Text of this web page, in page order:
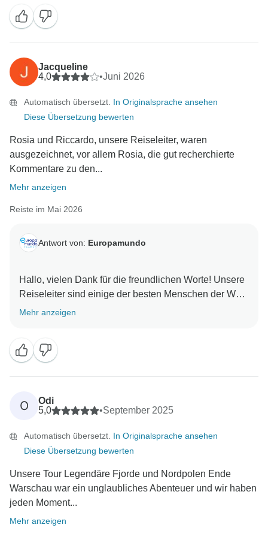
Jacqueline
4,0
•Juni 2026
Automatisch übersetzt. In Originalsprache ansehen
Diese Übersetzung bewerten
Rosia und Riccardo, unsere Reiseleiter, waren
ausgezeichnet, vor allem Rosia, die gut recherchierte
Kommentare zu den...
Mehr anzeigen
Reiste im Mai 2026
Antwort von: Europamundo
Hallo, vielen Dank für die freundlichen Worte! Unsere
Reiseleiter sind einige der besten Menschen der Welt.
Mehr anzeigen
O
Odi
5,0
•September 2025
Automatisch übersetzt. In Originalsprache ansehen
Diese Übersetzung bewerten
Unsere Tour Legendäre Fjorde und Nordpolen Ende
Warschau war ein unglaubliches Abenteuer und wir haben
jeden Moment...
Mehr anzeigen